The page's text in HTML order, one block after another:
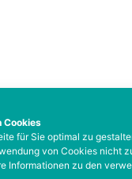
Cookies
für Sie optimal zu
von Cookies nicht
Informationen zu den